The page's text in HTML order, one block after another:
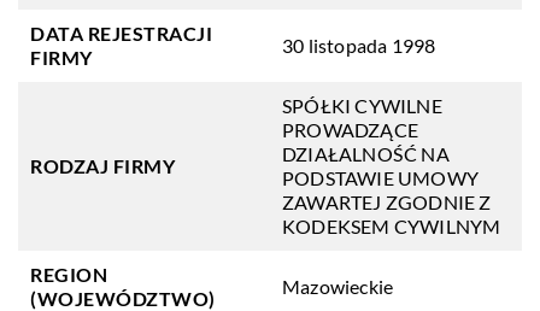
DATA REJESTRACJI
FIRMY
30 listopada 1998
RODZAJ FIRMY
SPÓŁKI CYWILNE
PROWADZĄCE
DZIAŁALNOŚĆ NA
PODSTAWIE UMOWY
ZAWARTEJ ZGODNIE Z
KODEKSEM CYWILNYM
REGION
(WOJEWÓDZTWO)
Mazowieckie